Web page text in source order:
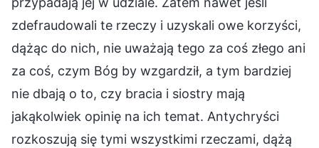
zdefraudowali te rzeczy i uzyskali owe korzyści,
dążąc do nich, nie uważają tego za coś złego ani
za coś, czym Bóg by wzgardził, a tym bardziej
nie dbają o to, czy bracia i siostry mają
jakąkolwiek opinię na ich temat. Antychryści
rozkoszują się tymi wszystkimi rzeczami, dążą